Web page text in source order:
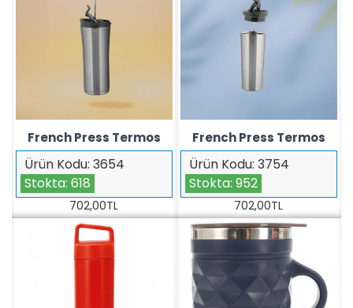
Ürün Kodu: 3654
Stokta: 618
French Press Termos
702,00TL
Ürün Kodu: 3754
Stokta: 952
French Press Termos
702,00TL